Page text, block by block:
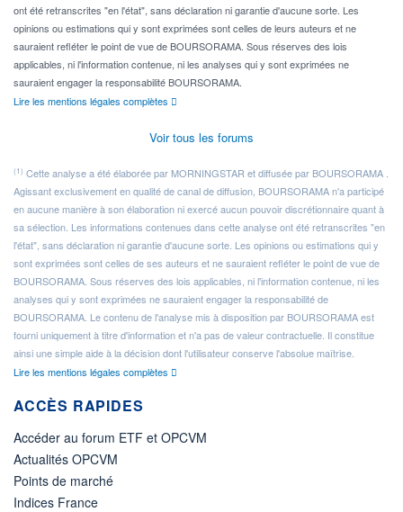
ont été retranscrites "en l'état", sans déclaration ni garantie d'aucune sorte. Les
opinions ou estimations qui y sont exprimées sont celles de leurs auteurs et ne
sauraient refléter le point de vue de BOURSORAMA. Sous réserves des lois
applicables, ni l'information contenue, ni les analyses qui y sont exprimées ne
sauraient engager la responsabilité BOURSORAMA.
Lire les mentions légales complètes
Voir tous les forums
(1) Cette analyse a été élaborée par MORNINGSTAR et diffusée par BOURSORAMA .
Agissant exclusivement en qualité de canal de diffusion, BOURSORAMA n'a participé
en aucune manière à son élaboration ni exercé aucun pouvoir discrétionnaire quant à
sa sélection. Les informations contenues dans cette analyse ont été retranscrites "en
l'état", sans déclaration ni garantie d'aucune sorte. Les opinions ou estimations qui y
sont exprimées sont celles de ses auteurs et ne sauraient refléter le point de vue de
BOURSORAMA. Sous réserves des lois applicables, ni l'information contenue, ni les
analyses qui y sont exprimées ne sauraient engager la responsabilité de
BOURSORAMA. Le contenu de l'analyse mis à disposition par BOURSORAMA est
fourni uniquement à titre d'information et n'a pas de valeur contractuelle. Il constitue
ainsi une simple aide à la décision dont l'utilisateur conserve l'absolue maîtrise.
Lire les mentions légales complètes
ACCÈS RAPIDES
Accéder au forum ETF et OPCVM
Actualités OPCVM
Points de marché
Indices France